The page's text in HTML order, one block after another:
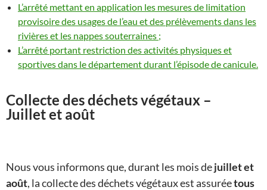
L’arrêté mettant en application les mesures de limitation
provisoire des usages de l’eau et des prélèvements dans les
rivières et les nappes souterraines ;
L’arrêté portant restriction des activités physiques et
sportives dans le département durant l’épisode de canicule.
Collecte des déchets végétaux –
Juillet et août
Nous vous informons que, durant les mois dejuillet et
août, la collecte des déchets végétaux est assuréetous